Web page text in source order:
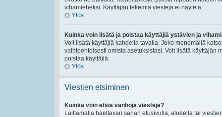
vihamieheksi. Käyttäjän tekemiä viestejä ei näytetä.
Ylös
Kuinka voin lisätä ja poistaa käyttäjiä ystävien ja
Voit lisätä käyttäjiä kahdella tavalla. Joko menemällä
vaihtoehtoisesti omista asetuksistasi. Voit lisätä
poistaa käyttäjiä.
Ylös
Viestien etsiminen
Kuinka voin etsiä vanhoja viestejä?
Laittamalla haettavan sanan etusivulla, alueella tai